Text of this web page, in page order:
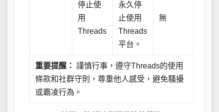
停止使
用
Threads
永久停
止使用
Threads
平台。
無
重要提醒： 謹慎行事，遵守Threads的使用
條款和社群守則，尊重他人感受，避免騷擾
或霸凌行為。